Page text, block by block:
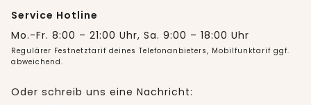
Service Hotline
Mo.-Fr. 8:00 – 21:00 Uhr, Sa. 9:00 – 18:00 Uhr
Regulärer Festnetztarif deines Telefonanbieters, Mobilfunktarif ggf.
abweichend.
Oder schreib uns eine Nachricht: